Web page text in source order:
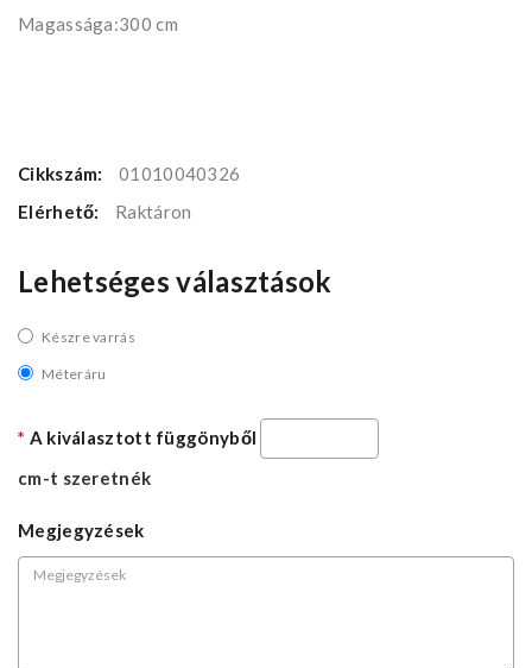
Magassága:300 cm
Cikkszám:
01010040326
Elérhető:
Raktáron
Lehetséges választások
Készre varrás
Méteráru
A kiválasztott függönyből
cm-t szeretnék
Megjegyzések